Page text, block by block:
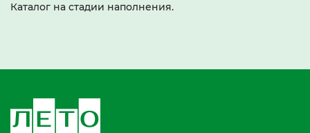
Каталог на стадии наполнения.